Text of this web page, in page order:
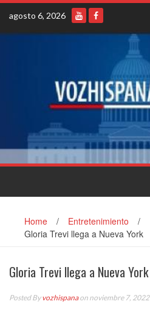
Skip
content
agosto 6, 2026
Home / Entretenimiento
/
Gloria Trevi llega a Nueva York
Gloria Trevi llega a Nueva York
Posted Byvozhispanaon noviembre 7, 2022